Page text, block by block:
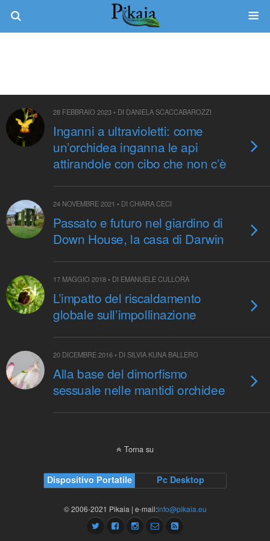
28 FEBBRAIO 2023 • DI DANIELA SCACCABAROZZI
Inganni a ultravioletti: come
un’orchidea inganna le api
attirandole con cibo che non c’è
24 NOVEMBRE 2021 • DI CHIARA CECI
Passato e futuro nel giardino di
Down House, la casa di Darwin
17 MAGGIO 2018 • DI EMANUELE CULLORÀ
L’impatto del riscaldamento
globale sull’impollinazione
20 DICEMBRE 2016 • DI SILVIA KUNA BALLERO
Alla base del dimorfismo
sessuale nelle mantidi orchidee
Torna su
Dispositivo Portatile Pc Desktop
© 2006-2021 Pikaia | e-mail:info@pikaia.eu